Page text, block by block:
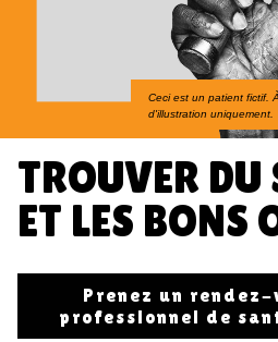
Vivre avec de l'Eczéma
Trouver du soutien et les bons
Ceci est un patient fictif.
d'illustration uniquement.
TROUVER DU
ET LES BONS
Prenez un rendez-
professionnel de